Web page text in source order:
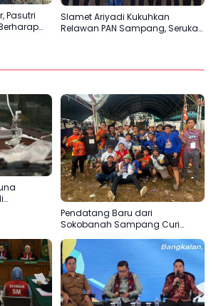
Pasutri
Slamet Ariyadi Kukuhkan
Relawan PAN Sampang, Serukan
Pendatang Baru dari
Sokobanah Sampang Curi
Bangkalan, Super Marcoet Juara
1 Galatama